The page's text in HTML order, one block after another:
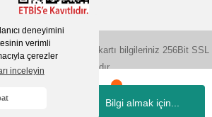
deneyimini
verimli
çerezler
inceleyin
Bilgi almak için...
Saklıdır. Kredi kartı bilgileriniz 256Bit SSL
ile korunmaktadır.
Sepetim
İletişim